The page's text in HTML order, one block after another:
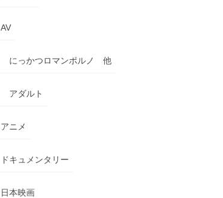
AV
にっかつロマンポルノ 他
アダルト
アニメ
ドキュメンタリー
日本映画